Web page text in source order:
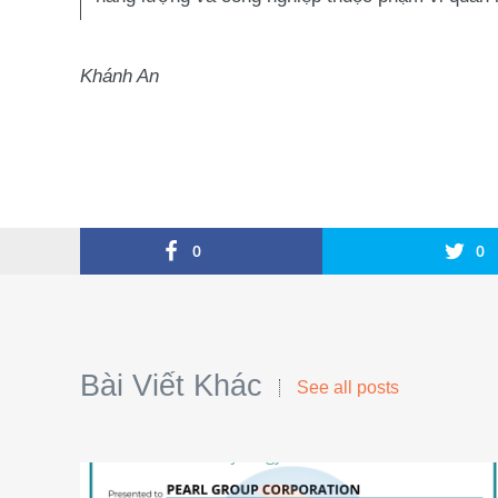
Khánh An
0 0
Bài Viết Khác See all posts